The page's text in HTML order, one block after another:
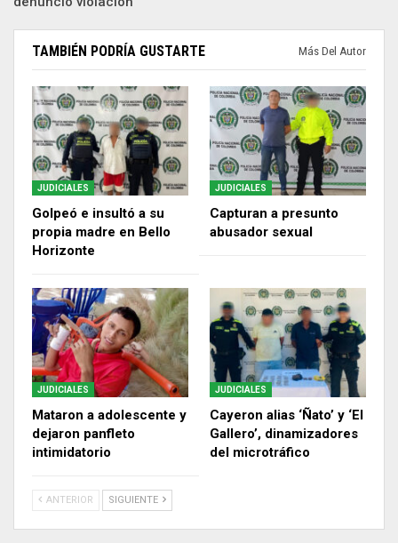
TAMBIÉN PODRÍA GUSTARTE Más Del Autor
JUDICIALES
Golpeó e insultó a su
propia madre en Bello
Horizonte
JUDICIALES
Capturan a presunto
abusador sexual
JUDICIALES
Mataron a adolescente y
dejaron panfleto
intimidatorio
JUDICIALES
Cayeron alias ‘Ñato’ y ‘El
Gallero’, dinamizadores
del microtráfico
ANTERIOR SIGUIENTE